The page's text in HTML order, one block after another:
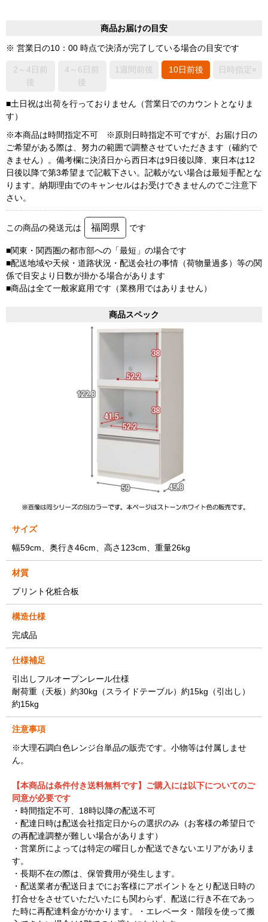
商品お届けの目安
※ 営業日の10：00 時点で決済が完了している場合の目安です
2～4日前
後
4～6日前
後
1週間前後 10日前後 日時指定×
■土日祝は出荷を行っておりません（営業日でのカウントとなりま
す）
※本商品は時間指定不可 ※原則日時指定不可ですが、お届け日の
ご希望がある際は、努力の範囲で調整させていただきます（確約で
きません）。備考欄に決済日から西日本は9日後以降、東日本は12
日後以降で第3希望まで記載下さい。記載がない場合は最短手配とな
ります。納期理由でのキャンセルはお受けできませんのでご注意下
さい。
この商品の発送元は 福岡県 です
■関東・関西圏の都市部への「最短」の場合です
■配送地域や天候・道路状況・配送会社の事情（荷物量過多）等の関
係で目安より日数が掛かる場合があります
■商品は全て一般家庭用です（業務用ではありません）
商品スペック
サイズ
幅59cm、奥行き46cm、高さ123cm、重量26kg
材質
プリント化粧合板
構造仕様
完成品
仕様補足
引出しフルオープンレール仕様
耐荷重（天板）約30kg（スライドテーブル）約15kg（引出し）
約15kg
注意事項
※大理石調白色レンジ台単品の販売です。小物等は付属しませ
ん。
【本商品は条件付き送料無料です】ご購入には以下についてのご
同意が必要です
・時間指定不可、18時以降の配送不可
・配達日時は配送会社指定日からの選択のみ（お客様の希望日で
の再配達調整が難しい場合があります）
・営業所によっては特定の曜日しか配送できないエリアがありま
す。
・長期不在の際は、保管費用が発生します。
・配送業者が配送日までにお客様にアポイントをとり配送日時の
打合せをさせていただいたにも関わらず、配送に行き不在であっ
た時に再配達料金がかかります。・エレベータ・階段を使って搬